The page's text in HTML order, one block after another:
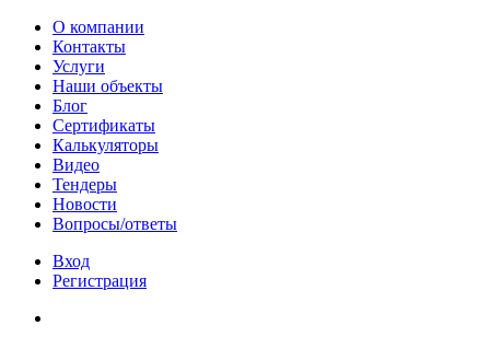
О компании
Контакты
Услуги
Наши объекты
Блог
Сертификаты
Калькуляторы
Видео
Тендеры
Новости
Вопросы/ответы
Вход
Регистрация